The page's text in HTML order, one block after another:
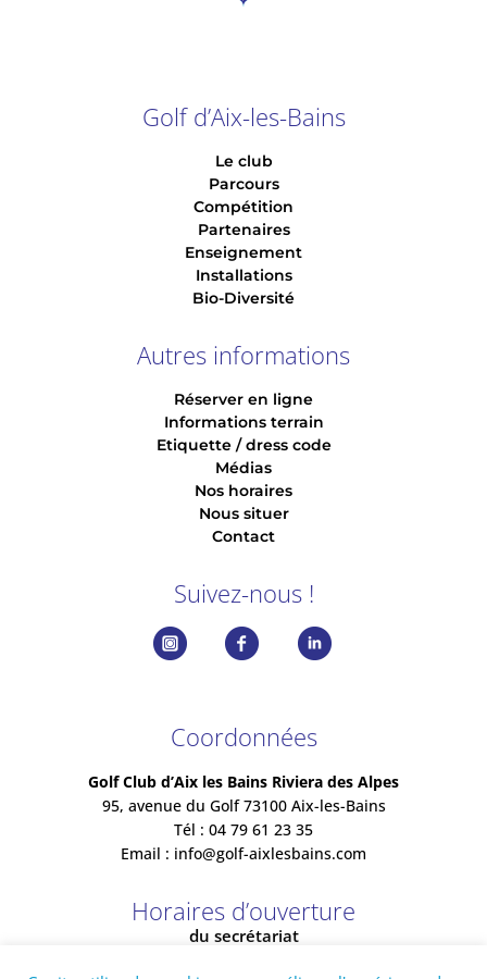
Golf d’Aix-les-Bains
Le club
Parcours
Compétition
Partenaires
Enseignement
Installations
Bio-Diversité
Autres informations
Réserver en ligne
Informations terrain
Etiquette / dress code
Médias
Nos horaires
Nous situer
Contact
Suivez-nous !
Coordonnées
Golf Club d’Aix les Bains Riviera des Alpes
95, avenue du Golf 73100 Aix-les-Bains
Tél : 04 79 61 23 35
Email : info@golf-aixlesbains.com
Horaires d’ouverture
du secrétariat